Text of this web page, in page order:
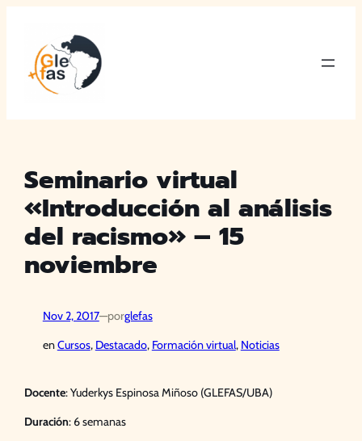
contenido
Seminario virtual
«Introducción al análisis
del racismo» – 15
noviembre
Nov 2, 2017—porglefas
enCursos, Destacado, Formación virtual, Noticias
Docente: Yuderkys Espinosa Miñoso (GLEFAS/UBA)
Duración: 6 semanas